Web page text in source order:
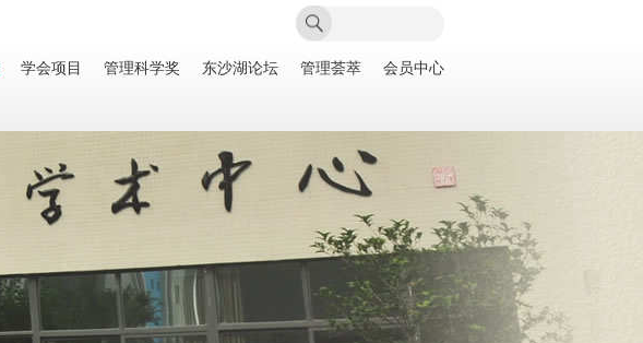
学会项目 管理科学奖 东沙湖论坛 管理荟萃 会员中心